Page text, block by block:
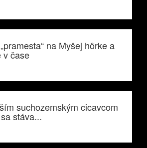
na Myšej hôrke a
v čase
suchozemským cicavcom
stáva...